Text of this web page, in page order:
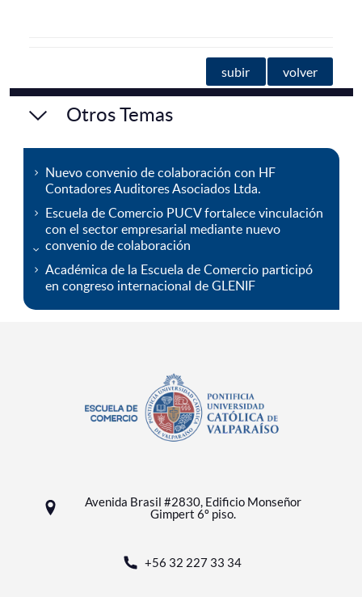
subir volver
Otros Temas
Nuevo convenio de colaboración con HF
Contadores Auditores Asociados Ltda.
Escuela de Comercio PUCV fortalece vinculación
con el sector empresarial mediante nuevo
convenio de colaboración
Académica de la Escuela de Comercio participó
en congreso internacional de GLENIF
Avenida Brasil #2830, Edificio Monseñor
Gimpert 6º piso.
+56 32 227 33 34